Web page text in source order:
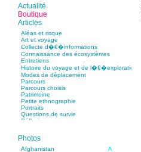
Bastide Fabien
Baudin Julie
Baujard Jacques
Bazin Sylvain
Bellanger Marc
Bellec Hervé
Belleville Régis
Benestar Géraldine
Benoist Yann
Bertrand Jordane
Bertrandy Antoine
Bezsonov Youri
Bideau Michel-Cosme
Billard Yannick
Blanchet Anne-Lise
Bluntzer Christophe
Bobin Mathieu
Boch Anne-Laure
Boch Julie
Boillot Henri
Bonnem Éric
Boudart Jean-Louis
Actualité
Boutique
Articles
Aléas et risque
Art et voyage
Collecte d�€�informations
Connaissance des écosystèmes
Entretiens
Histoire du voyage et de l�€�exploration
Modes de déplacement
Parcours
Parcours choisis
Patrimoine
Petite ethnographie
Portraits
Questions de survie
Réflexions
Photos
Afghanistan